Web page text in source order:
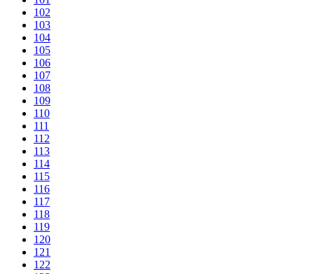
102
103
104
105
106
107
108
109
110
111
112
113
114
115
116
117
118
119
120
121
122